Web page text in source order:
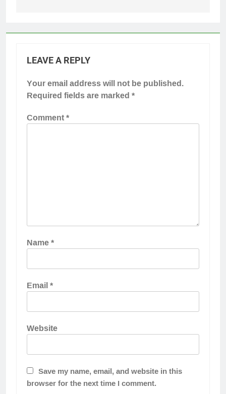
LEAVE A REPLY
Your email address will not be published.
Required fields are marked*
Comment*
Name*
Email*
Website
Save my name, email, and website in this
browser for the next time I comment.